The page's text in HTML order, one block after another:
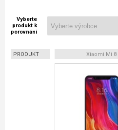
Vyberte
produkt k
porovnání
PRODUKT Xiaomi Mi 8